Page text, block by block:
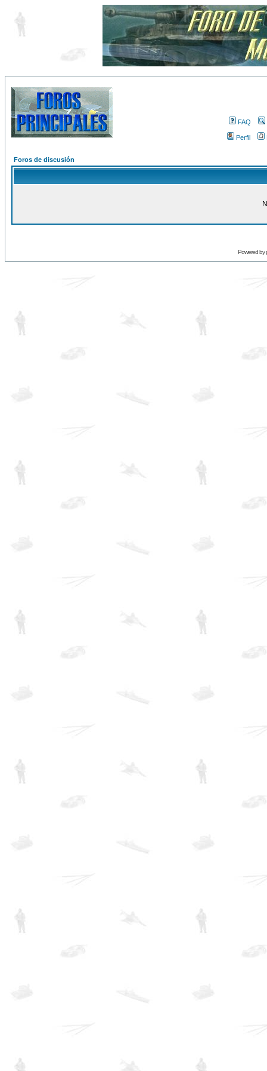
FAQ
Perfil
Foros de discusión
Powered by